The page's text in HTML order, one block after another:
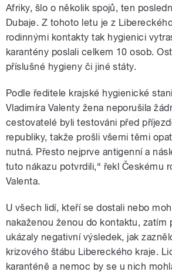
Afriky, šlo o několik spojů, ten
Dubaje. Z tohoto letu je z
rodinnými kontakty tak hygienici
karantény poslali celkem 10 osob.
příslušné hygieny či jiné státy.
Podle ředitele krajské hygienické
Vladimíra Valenty žena neporušila
cestovatelé byli testováni před
republiky, takže prošli všemi těmi
nutná. Přesto nejprve antigenní a
tuto nákazu potvrdili,“ řekl Českému
Valenta.
U všech lidí, kteří se dostali nebo
nakaženou ženou do kontaktu, zatím
ukázaly negativní výsledek, jak
krizového štábu Libereckého kraje.
karanténě a nemoc by se u nich